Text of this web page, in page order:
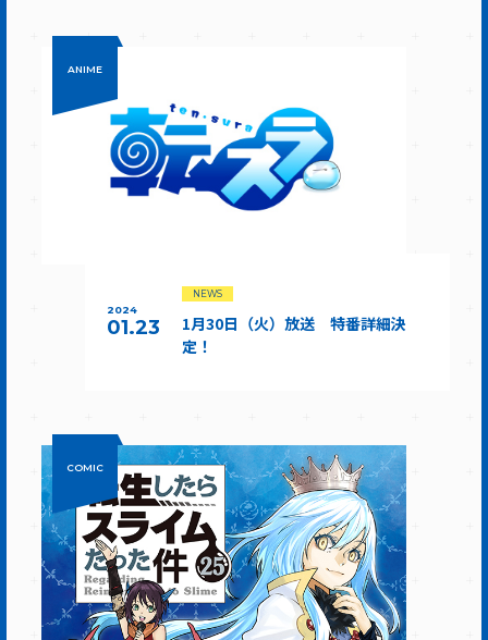
ANIME
2024
01.23
NEWS
1月30日（火）放送 特番詳細決
定！
COMIC